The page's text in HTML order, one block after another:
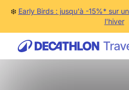
❄️ Early Birds : jusqu'à -15%* sur
l'hiver